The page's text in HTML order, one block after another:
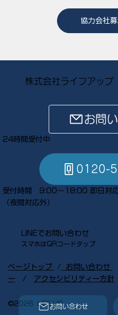
協力会社
ページトップ ​ / お問い合わせ
ー / アクセシビリティー方針
©︎2026 LIFE UP
株式会社ライフアップ
お問
24時間受付中
0120-
受付時間 9:00～18:00 即日対
​（夜間対応外）
LINEでお問い合わせ
スマホはQRコードタップ​
お問い合わせ